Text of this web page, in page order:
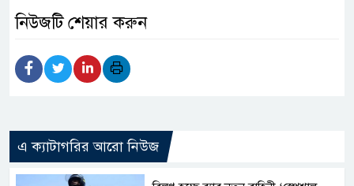
নিউজটি শেয়ার করুন
এ ক্যাটাগরির আরো নিউজ